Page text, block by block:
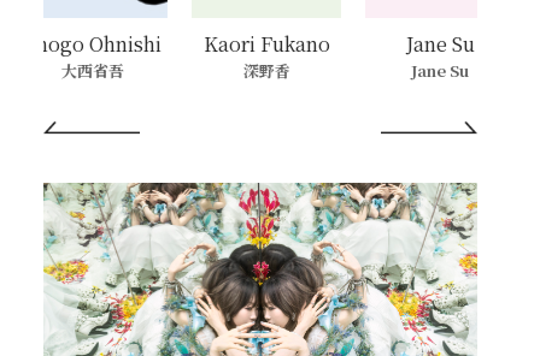
Shogo Ohnishi
大西省吾
Kaori Fukano
深野香
Jane Su
Jane Su